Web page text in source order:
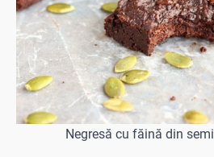
Negresă cu făină din